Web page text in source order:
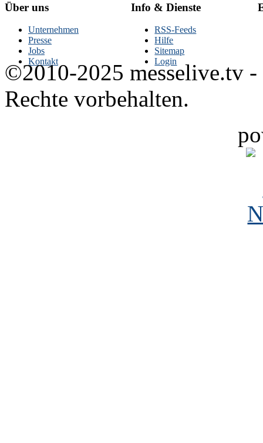
Über uns
Unternehmen
Presse
Jobs
Kontakt
Info & Dienste
RSS-Feeds
Hilfe
Sitemap
Login
©2010-2025 messelive.tv -
Rechte vorbehalten.